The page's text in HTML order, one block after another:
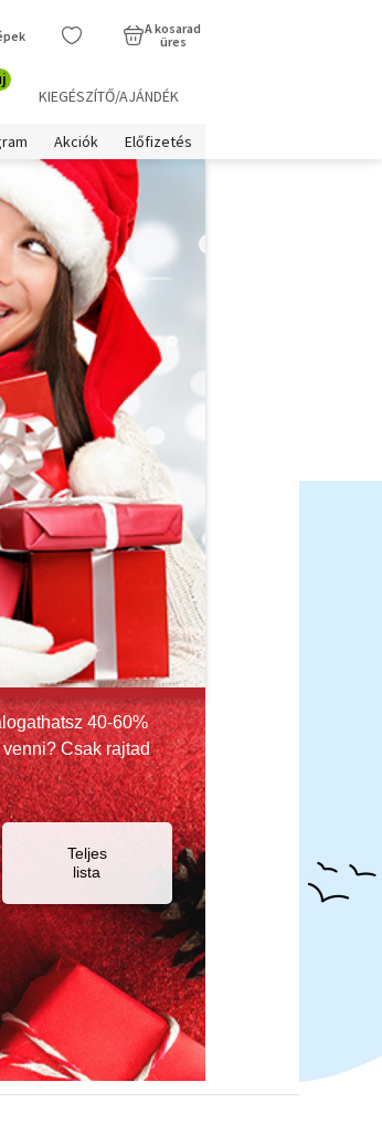
A kosarad
üres
KIEGÉSZÍTŐ/AJÁNDÉK
Akciók Előfizetés
40-60%
Csak rajtad
Teljes
lista